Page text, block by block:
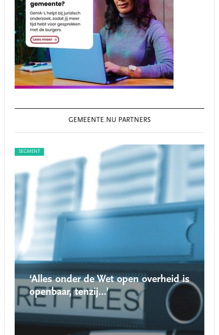
GEMEENTE.NU PARTNERS
SEGMENT
‘Alles onder de Wet open overheid is
openbaar, tenzij…’